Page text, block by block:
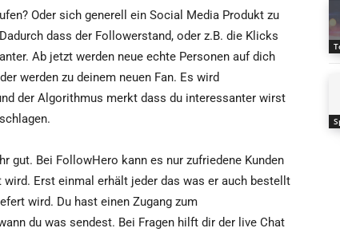
Oder sich generell ein Social Media Produkt zu
dass der Followerstand, oder z.B. die Klicks
Ab jetzt werden neue echte Personen auf dich
werden zu deinem neuen Fan. Es wird
der Algorithmus merkt dass du interessanter wirst
gut. Bei FollowHero kann es nur zufriedene Kunden
Erst einmal erhält jeder das was er auch bestellt
wird. Du hast einen Zugang zum
du was sendest. Bei Fragen hilft dir der live Chat